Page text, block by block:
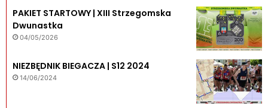
PAKIET STARTOWY | XIII Strzegomska
Dwunastka
04/05/2026
NIEZBĘDNIK BIEGACZA | S12 2024
14/06/2024